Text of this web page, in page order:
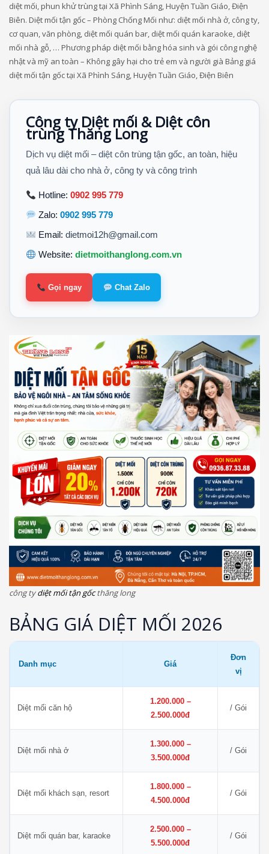
diệt mối, phun khử trùng tại Xã Phình Sáng, Huyện Tuần Giáo, Điện
Biên. Diệt mối tận gốc – Phòng Chống Mối như: diệt mối nhà ở, công ty,
cơ quan, văn phòng, diệt mối quán bar, diệt mối quán karaoke, diệt
mối nhà gỗ, … Phương pháp diệt mối bằng hóa sinh và gói công nghệ
nhật và mỹ an toàn – Không gây hại cho trẻ em và người già Bảng giá
diệt mối tận gốc tại Xã Phình Sáng, Huyện Tuần Giáo, Điện Biên
Công ty Diệt mối & Diệt côn
trùng Thăng Long
Dịch vụ diệt mối – diệt côn trùng tận gốc, an toàn, hiệu
quả lâu dài cho nhà ở, công ty và công trình
Hotline:0902 995 779
Zalo:0902 995 779
Email:dietmoi12h@gmail.com
Website:dietmoithanglong.com.vn
Gọi ngay Chat Zalo
công tydiệt mối tận gốcthăng long
BẢNG GIÁ DIỆT MỐI 2026
Danh mục Giá
Đơn
vị
Diệt mối căn hộ
1.200.000 –
2.500.000đ
/ Gói
Diệt mối nhà ở
1.300.000 –
3.500.000đ
/ Gói
Diệt mối khách sạn, resort
1.800.000 –
4.500.000đ
/ Gói
Diệt mối quán bar, karaoke
2.500.000 –
5.500.000đ
/ Gói